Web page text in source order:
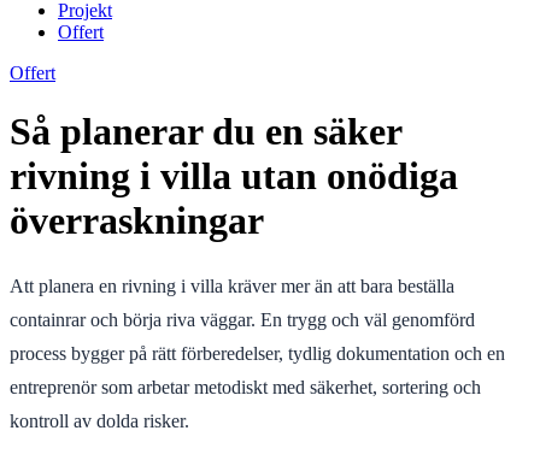
Projekt
Offert
Offert
Så planerar du en säker
rivning i villa utan onödiga
överraskningar
Att planera en rivning i villa kräver mer än att bara beställa
containrar och börja riva väggar. En trygg och väl genomförd
process bygger på rätt förberedelser, tydlig dokumentation och en
entreprenör som arbetar metodiskt med säkerhet, sortering och
kontroll av dolda risker.